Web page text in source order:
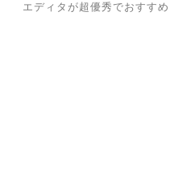
エディタが超優秀でおすすめ